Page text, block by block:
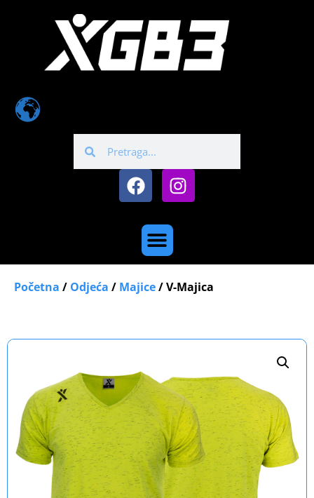
Početna / Odjeća / Majice/ V-Majica